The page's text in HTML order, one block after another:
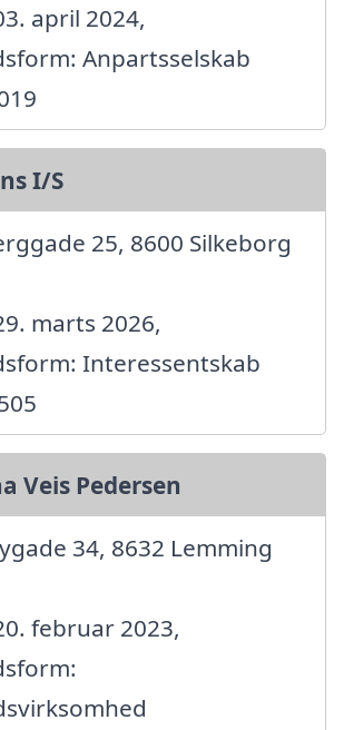
april 2024,
Anpartsselskab
I/S
25, 8600 Silkeborg
marts 2026,
Interessentskab
Veis Pedersen
34, 8632 Lemming
februar 2023,